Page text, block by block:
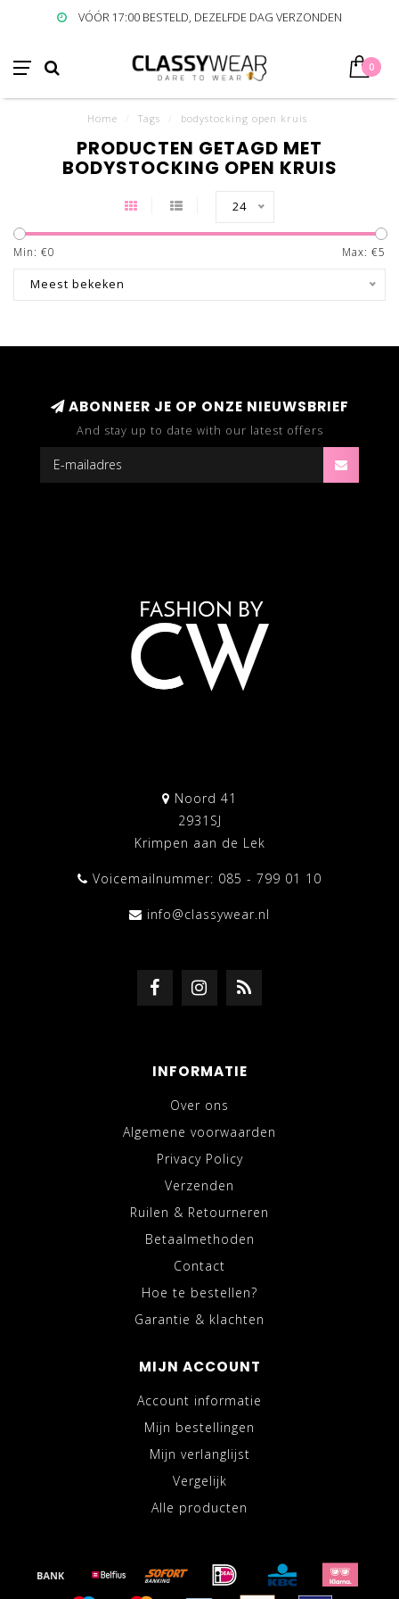
VÓÓR 17:00 BESTELD, DEZELFDE DAG VERZONDEN
0
Home Tags bodystocking open kruis
PRODUCTEN GETAGD MET
BODYSTOCKING OPEN KRUIS
24
Min: €0 Max: €5
Meest bekeken
ABONNEER JE OP ONZE NIEUWSBRIEF
And stay up to date with our latest offers
Noord 41
2931SJ
Krimpen aan de Lek
Voicemailnummer: 085 - 799 01 10
info@classywear.nl
INFORMATIE
Over ons
Algemene voorwaarden
Privacy Policy
Verzenden
Ruilen & Retourneren
Betaalmethoden
Contact
Hoe te bestellen?
Garantie & klachten
MIJN ACCOUNT
Account informatie
Mijn bestellingen
Mijn verlanglijst
Vergelijk
Alle producten